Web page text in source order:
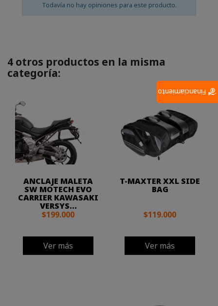
Todavía no hay opiniones para este producto.
4 otros productos en la misma
categoría:
ANCLAJE MALETA
SW MOTECH EVO
CARRIER KAWASAKI
VERSYS...
$199.000
Ver más
T-MAXTER XXL SIDE
BAG
$119.000
Ver más
Financiamiento